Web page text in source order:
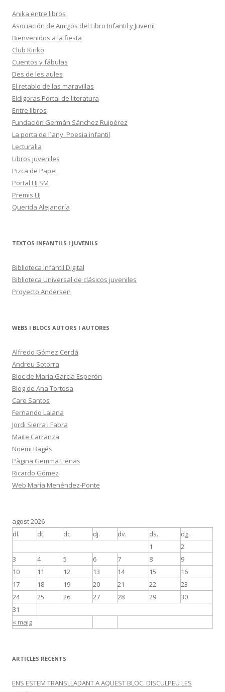
Anika entre libros
Asociación de Amigos del Libro Infantil y Juvenil
Bienvenidos a la fiesta
Club Kiriko
Cuentos y fábulas
Des de les aules
El retablo de las maravillas
Eldígoras.Portal de literatura
Entre libros
Fundación Germán Sánchez Ruipérez
La porta de l`any. Poesia infantil
Lecturalia
Libros juveniles
Pizca de Papel
Portal LIJ SM
Premis LIJ
Querida Alejandría
TEXTOS INFANTILS I JUVENILS
Biblioteca Infantil Digital
Biblioteca Universal de clásicos juveniles
Proyecto Andersen
WEBS I BLOCS AUTORS I AUTORES
Alfredo Gómez Cerdá
Andreu Sotorra
Bloc de María García Esperón
Blog de Ana Tortosa
Care Santos
Fernando Lalana
Jordi Sierra i Fabra
Maite Carranza
Noemi Bagés
Pàgina Gemma Lienas
Ricardo Gómez
Web María Menéndez-Ponte
agost 2026
dl.
dt. dc. dj. dv. ds. dg.
« maig
1
2
3
4 5 6 7 8
9
10
11 12 13 14 15
16
17
18 19 20 21 22
23
24
25 26 27 28 29
30
31
ARTICLES RECENTS
ENS ESTEM TRANSLLADANT A AQUEST BLOC. DISCULPEU LES